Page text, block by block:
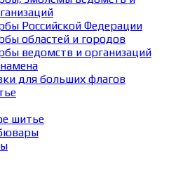
Российской Федерации
областей и городов
ведомств и организаций
для больших флагов
шитье